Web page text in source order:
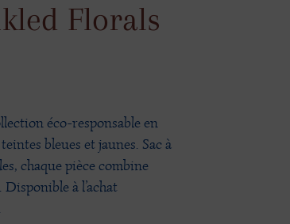
Florals
€
éco-responsable en
bleues et jaunes. Sac à
chaque pièce combine
à l’achat